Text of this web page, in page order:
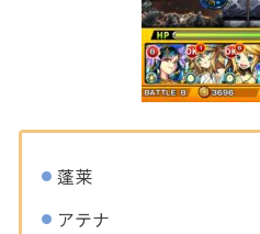
蓬莱
アテナ